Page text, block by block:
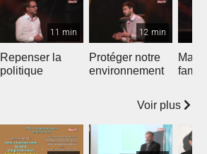
11 min
Repenser la
politique
12 min
Protéger notre
environnement
Ma
Voir plus